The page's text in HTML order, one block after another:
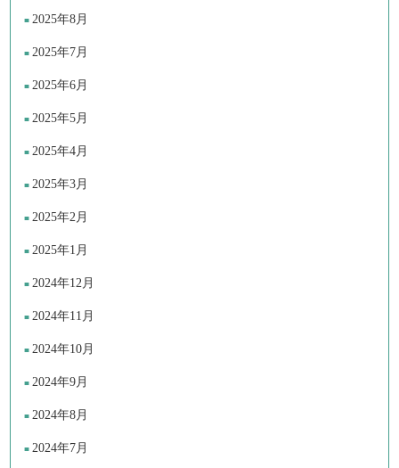
2025年8月
2025年7月
2025年6月
2025年5月
2025年4月
2025年3月
2025年2月
2025年1月
2024年12月
2024年11月
2024年10月
2024年9月
2024年8月
2024年7月